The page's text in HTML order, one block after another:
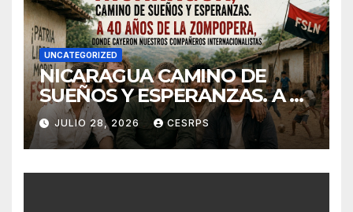
UNCATEGORIZED
NICARAGUA CAMINO DE
SUEÑOS Y ESPERANZAS. A 40
años de La Zompopera,
donde cayeron nuestros
compañeros
internacionalistas.
JULIO 28, 2026 CESRPS